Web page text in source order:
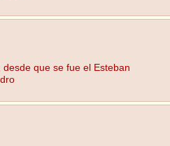
que se fue el Esteban